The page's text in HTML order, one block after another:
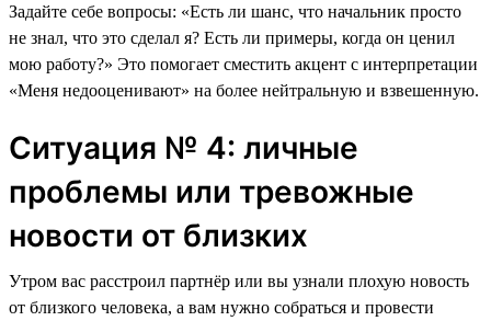
Задайте себе вопросы: «Есть ли шанс, что начальник просто
не знал, что это сделал я? Есть ли примеры, когда он ценил
мою работу?» Это помогает сместить акцент с интерпретации
«Меня недооценивают» на более нейтральную и взвешенную.
Ситуация № 4: личные
проблемы или тревожные
новости от близких
Утром вас расстроил партнёр или вы узнали плохую новость
от близкого человека, а вам нужно собраться и провести